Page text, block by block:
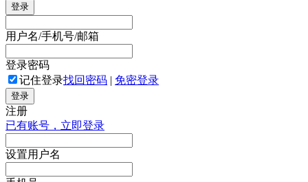
登录
用户名/手机号/邮箱
登录密码
记住登录找回密码 | 免密登录
登录
注册
已有账号，立即登录
设置用户名